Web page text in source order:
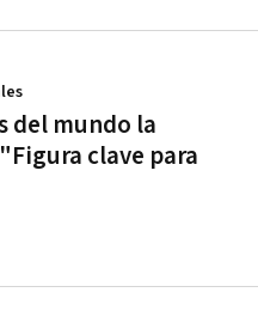
del mundo la
clave para